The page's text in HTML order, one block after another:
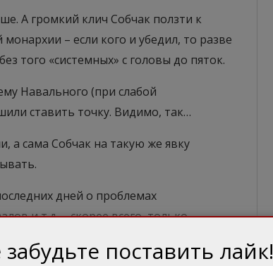
А громкий клич Собчак ползти к
– если кого и убедил, то разве
того «системных» с головы до пяток.
Навального (при слабой
ставить точку. Видимо, так…
а сама Собчак на такую же явку
дней о проблемах
и т.д. – скорее всего, только
не убрали сходни.поставить лайк!